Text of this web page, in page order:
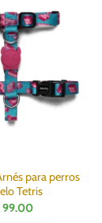
para perros
Tetris
99.00